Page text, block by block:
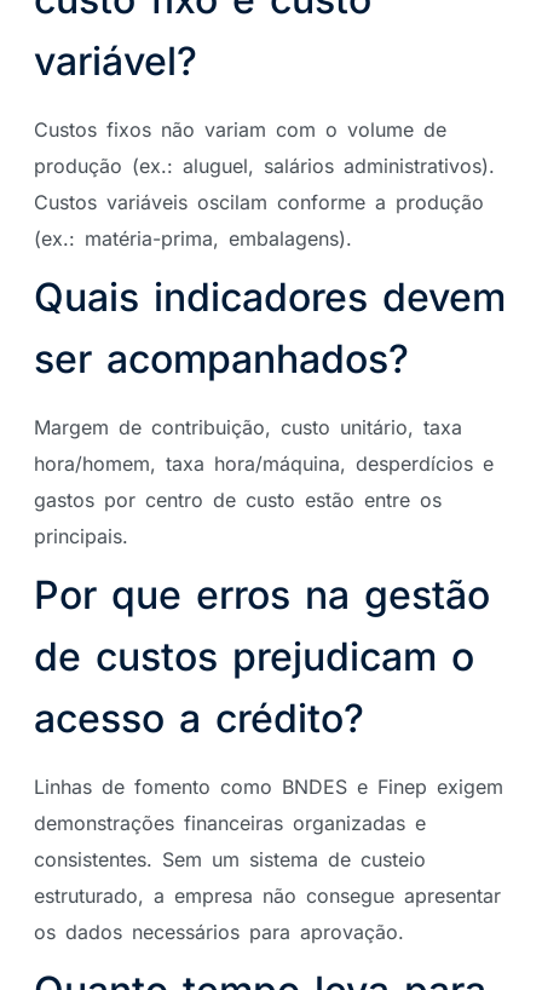
variável?
Custos fixos não variam com o volume de
produção (ex.: aluguel, salários administrativos).
Custos variáveis oscilam conforme a produção
(ex.: matéria-prima, embalagens).
Quais indicadores devem
ser acompanhados?
Margem de contribuição, custo unitário, taxa
hora/homem, taxa hora/máquina, desperdícios e
gastos por centro de custo estão entre os
principais.
Por que erros na gestão
de custos prejudicam o
acesso a crédito?
Linhas de fomento como BNDES e Finep exigem
demonstrações financeiras organizadas e
consistentes. Sem um sistema de custeio
estruturado, a empresa não consegue apresentar
os dados necessários para aprovação.